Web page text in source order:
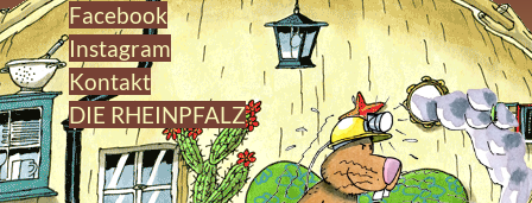
Facebook
Instagram
Kontakt
DIE RHEINPFALZ